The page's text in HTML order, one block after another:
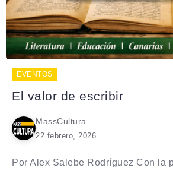
EVENTOS
El valor de escribir
MassCultura
22 febrero, 2026
Por Alex Salebe Rodríguez Con la